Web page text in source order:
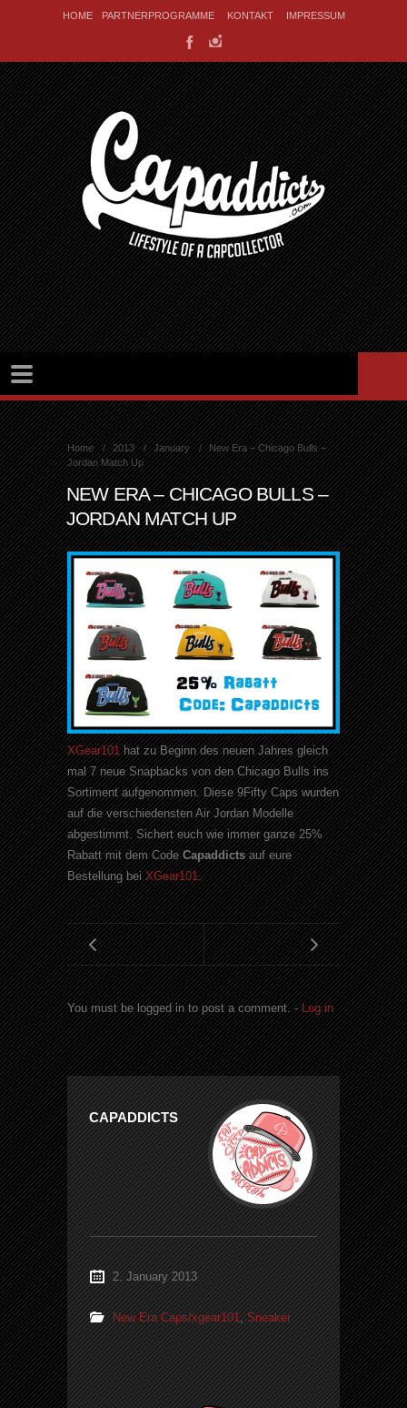
HOME PARTNERPROGRAMME KONTAKT IMPRESSUM
Home 2013 January
New Era – Chicago Bulls –
Jordan Match Up
NEW ERA – CHICAGO BULLS –
JORDAN MATCH UP
XGear101hat zu Beginn des neuen Jahres gleich
mal 7 neue Snapbacks von den Chicago Bulls ins
Sortiment aufgenommen. Diese 9Fifty Caps wurden
auf die verschiedensten Air Jordan Modelle
abgestimmt. Sichert euch wie immer ganze 25%
Rabatt mit dem CodeCapaddictsauf eure
Bestellung beiXGear101.
You must be logged in to post a comment. -Log in
CAPADDICTS
2. January 2013
New Era Caps/xgear101,Sneaker